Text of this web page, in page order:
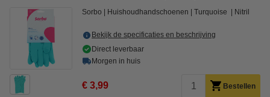
Sorbo Huishoudhandschoenen Turquoise Nitril
Bekijk de specificaties en beschrijving
Direct leverbaar
Morgen in huis
€ 3,99 Bestellen